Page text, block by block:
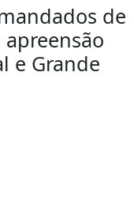
de
e Grande